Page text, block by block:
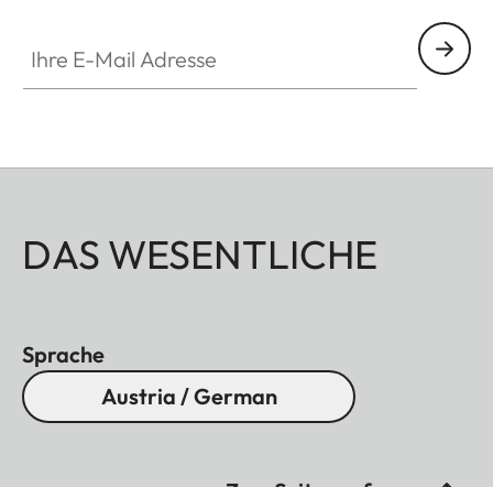
DAS WESENTLICHE
Sprache
Austria / German